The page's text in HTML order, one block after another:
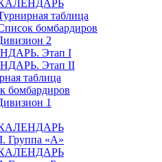
таблица
бомбардиров
2
Этап I
Этап II
таблица
бомбардиров
1
Группа «А»